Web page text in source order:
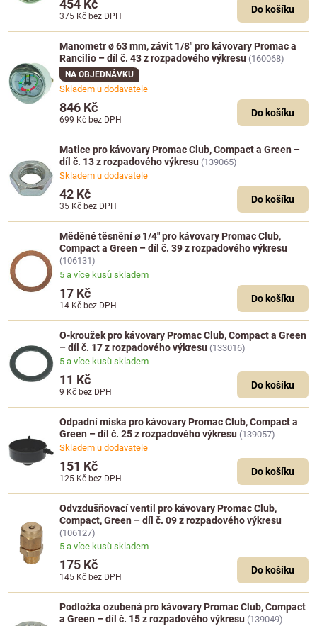
454 Kč
375 Kč bez DPH
Do košíku
Manometr ø 63 mm, závit 1/8" pro kávovary Promac a
Rancilio – díl č. 43 z rozpadového výkresu (160068)
NA OBJEDNÁVKU
Skladem u dodavatele
846 Kč
699 Kč bez DPH
Do košíku
Matice pro kávovary Promac Club, Compact a Green –
díl č. 13 z rozpadového výkresu (139065)
Skladem u dodavatele
42 Kč
35 Kč bez DPH
Do košíku
Měděné těsnění ⌀ 1/4" pro kávovary Promac Club,
Compact a Green – díl č. 39 z rozpadového výkresu
(106131)
5 a více kusů skladem
17 Kč
14 Kč bez DPH
Do košíku
O-kroužek pro kávovary Promac Club, Compact a Green
– díl č. 17 z rozpadového výkresu (133016)
5 a více kusů skladem
11 Kč
9 Kč bez DPH
Do košíku
Odpadní miska pro kávovary Promac Club, Compact a
Green – díl č. 25 z rozpadového výkresu (139057)
Skladem u dodavatele
151 Kč
125 Kč bez DPH
Do košíku
Odvzdušňovací ventil pro kávovary Promac Club,
Compact, Green – díl č. 09 z rozpadového výkresu
(106127)
5 a více kusů skladem
175 Kč
145 Kč bez DPH
Do košíku
Podložka ozubená pro kávovary Promac Club, Compact
a Green – díl č. 15 z rozpadového výkresu (139049)